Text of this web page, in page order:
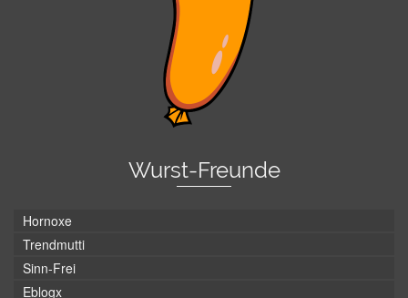
Wurst-Freunde
Hornoxe
Trendmutti
Sinn-Frei
Eblogx